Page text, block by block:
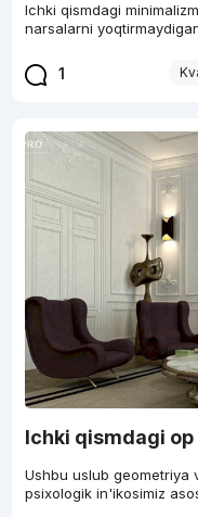
Ichki qismdagi
narsalarni
1
Ichki qismdagi
Ushbu uslub geometriya
psixologik in'ikosimiz